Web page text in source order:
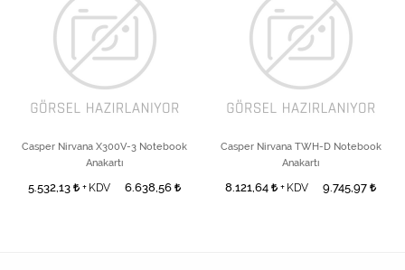
Casper Nirvana X300V-3 Notebook
Anakartı
5.532,13 + KDV 6.638,56
Casper Nirvana TWH-D Notebook
Anakartı
8.121,64 + KDV 9.745,97